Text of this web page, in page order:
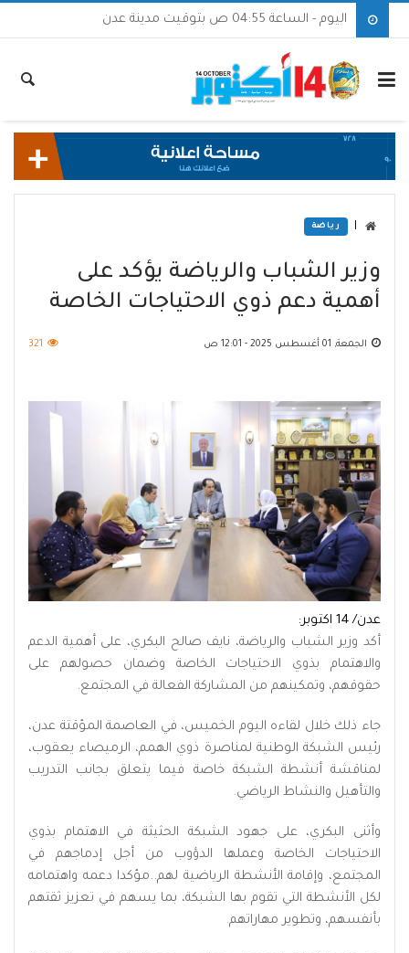
اليوم - الساعة 04:55 ص بتوقيت مدينة عدن
رياضة
وزير الشباب والرياضة يؤكد على
أهمية دعم ذوي الاحتياجات الخاصة
الجمعة, 01 أغسطس 2025 - 12:01 ص 321
عدن/ 14 اكتوبر:
أكد وزير الشباب والرياضة، نايف صالح البكري، على أهمية الدعم
والاهتمام بذوي الاحتياجات الخاصة وضمان حصولهم على
حقوقهم، وتمكينهم من المشاركة الفعالة في المجتمع.
جاء ذلك خلال لقاءه اليوم الخميس، في العاصمة المؤقتة عدن،
رئيس الشبكة الوطنية لمناصرة ذوي الهمم، الرميصاء يعقوب،
لمناقشة أنشطة الشبكة خاصة فيما يتعلق بجانب التدريب
والتأهيل والنشاط الرياضي.
وأثنى البكري، على جهود الشبكة الحثيثة في الاهتمام بذوي
الاحتياجات الخاصة وعملها الدؤوب من أجل إدماجهم في
المجتمع، وإقامة الأنشطة الرياضية لهم..مؤكدا دعمه واهتمامه
لكل الأنشطة التي تقوم بها الشبكة، بما يسهم في تعزيز ثقتهم
بأنفسهم، وتطوير مهاراتهم.